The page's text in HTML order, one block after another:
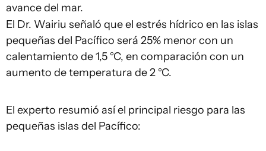
avance del mar.
El Dr. Wairiu señaló que el estrés hídrico en las islas
pequeñas del Pacífico será 25% menor con un
calentamiento de 1,5 °C, en comparación con un
aumento de temperatura de 2 °C.
El experto resumió así el principal riesgo para las
pequeñas islas del Pacífico: